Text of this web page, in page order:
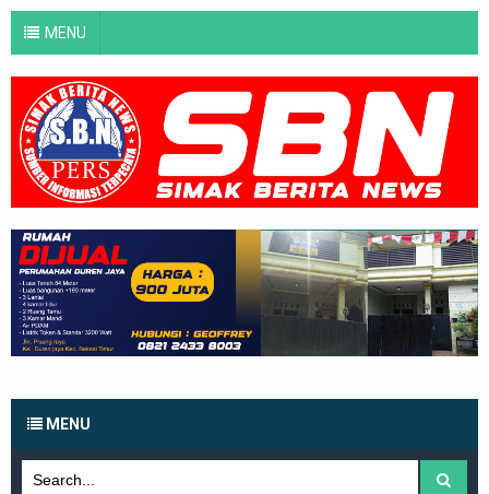
MENU
MENU